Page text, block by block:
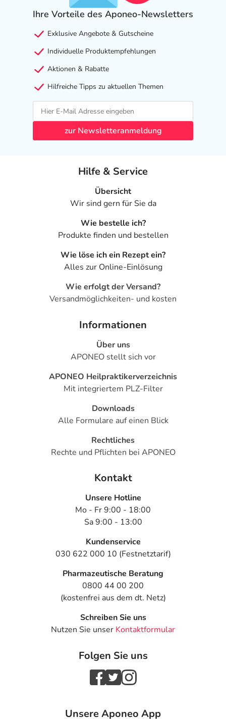
Ihre Vorteile des Aponeo-Newsletters
Exklusive Angebote & Gutscheine
Individuelle Produktempfehlungen
Aktionen & Rabatte
Hilfreiche Tipps zu aktuellen Themen
zur Newsletteranmeldung
Hilfe & Service
Übersicht
Wir sind gern für Sie da
Wie bestelle ich?
Produkte finden und bestellen
Wie löse ich ein Rezept ein?
Alles zur Online-Einlösung
Wie erfolgt der Versand?
Versandmöglichkeiten- und kosten
Informationen
Über uns
APONEO stellt sich vor
APONEO Heilpraktikerverzeichnis
Mit integriertem PLZ-Filter
Downloads
Alle Formulare auf einen Blick
Rechtliches
Rechte und Pflichten bei APONEO
Kontakt
Unsere Hotline
Mo - Fr 9:00 - 18:00
Sa 9:00 - 13:00
Kundenservice
030 622 000 10 (Festnetztarif)
Pharmazeutische Beratung
0800 44 00 200
(kostenfrei aus dem dt. Netz)
Schreiben Sie uns
Nutzen Sie unser Kontaktformular
Folgen Sie uns
Unsere Aponeo App